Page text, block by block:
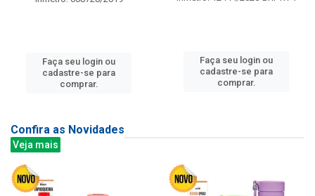
Faça seu login ou
cadastre-se para
comprar.
Faça seu login ou
cadastre-se para
comprar.
Confira as Novidades
Veja mais